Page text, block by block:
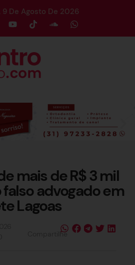
9 De Agosto De 2026
mais de R$ 3 mil
advogado em
Lagoas
Compartilhe